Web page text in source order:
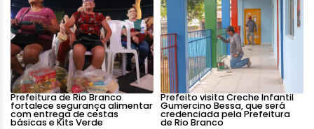
Prefeitura de Rio Branco
fortalece segurança alimentar
com entrega de cestas
básicas e Kits Verde
Prefeito visita Creche Infantil
Gumercino Bessa, que será
credenciada pela Prefeitura
de Rio Branco